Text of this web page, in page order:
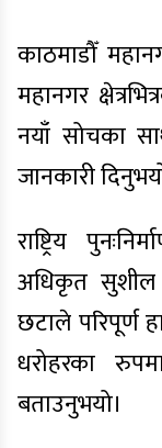
काठमाडौँ
महानगर
नयाँ सोचका
जानकारी
राष्ट्रिय
अधिकृत सुशील
छटाले परिपूर्ण
धरोहरका
बताउनुभयो।